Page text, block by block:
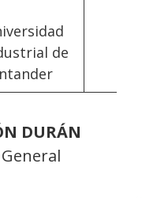
de
DURÁN